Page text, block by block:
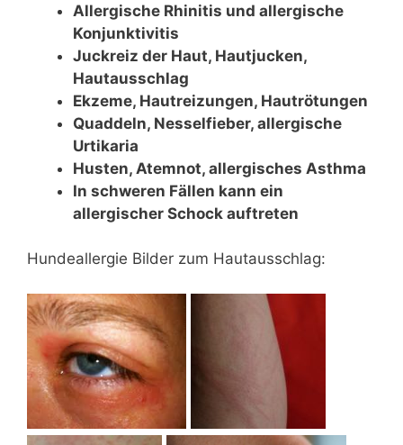
Allergische Rhinitis und allergische
Konjunktivitis
Juckreiz der Haut, Hautjucken,
Hautausschlag
Ekzeme, Hautreizungen, Hautrötungen
Quaddeln, Nesselfieber, allergische
Urtikaria
Husten, Atemnot, allergisches Asthma
In schweren Fällen kann ein
allergischer Schock auftreten
Hundeallergie Bilder zum Hautausschlag: